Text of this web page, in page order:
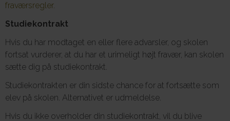
fraværsregler.
Studiekontrakt
Hvis du har modtaget en eller flere advarsler, og skolen
fortsat vurderer, at du har et urimeligt højt fravær, kan skolen
sætte dig på studiekontrakt.
Studiekontrakten er din sidste chance for at fortsætte som
elev på skolen. Alternativet er udmeldelse.
Hvis du ikke overholder din studiekontrakt, vil du blive